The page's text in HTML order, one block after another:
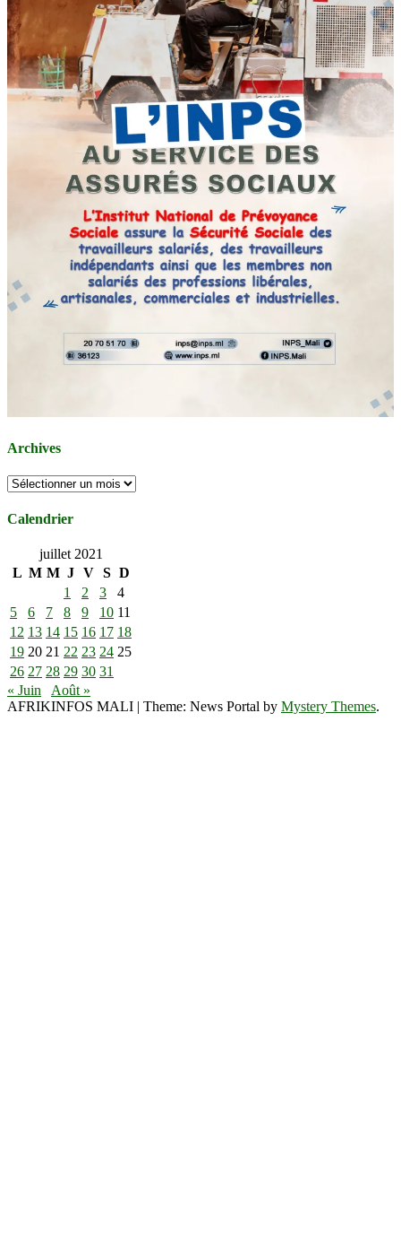
Archives
Archives
Calendrier
juillet 2021
L M M J V S D
1
2 3
4
5
6 7 8 9 10 11
12 13 14 15 16 17 18
19 20 21 22 23 24 25
26 27 28 29 30 31
« Juin
Août »
AFRIKINFOS MALI | Theme: News Portal by Mystery Themes.